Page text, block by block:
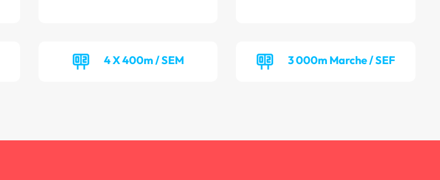
4 X 400m / SEM 3 000m Marche / SEF